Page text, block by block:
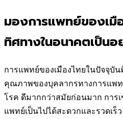
มองการแพทย์ของเมื
ทิศทางในอนาคตเป็นอ
การแพทย์ของเมืองไทยในปัจจุ
คุณภาพของบุคลากรทางการแพ
โรค ดีมากกว่าสมัยก่อนมาก การ
แพทย์เป็นไปได้สะดวกและรวดเร็